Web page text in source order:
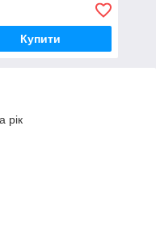
Купити
рік